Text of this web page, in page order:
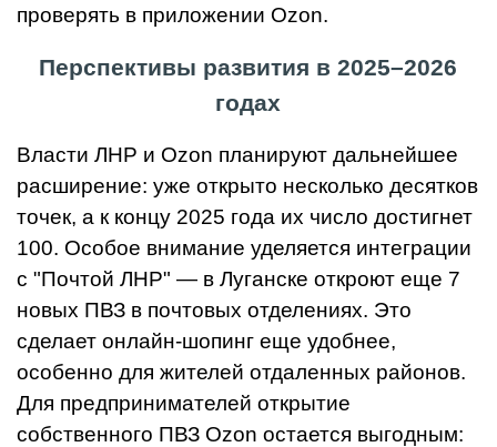
проверять в приложении Ozon.
Перспективы развития в 2025–2026
годах
Власти ЛНР и Ozon планируют дальнейшее
расширение: уже открыто несколько десятков
точек, а к концу 2025 года их число достигнет
100. Особое внимание уделяется интеграции
с "Почтой ЛНР" — в Луганске откроют еще 7
новых ПВЗ в почтовых отделениях. Это
сделает онлайн-шопинг еще удобнее,
особенно для жителей отдаленных районов.
Для предпринимателей открытие
собственного ПВЗ Ozon остается выгодным: